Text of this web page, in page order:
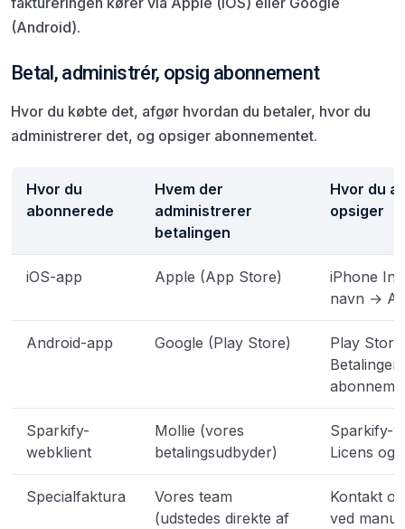
(Android).
Betal, administrér, opsig abonnement
Hvor du købte det, afgør hvordan du betaler, hvor du
administrerer det, og opsiger abonnementet.
Hvor du
abonnerede
Hvem der
administrerer
betalingen
Hvor du
opsiger
iOS-app Apple (App Store)
iPhone
navn →
Android-app Google (Play Store)
Play
Betalinger
Sparkify-
webklient
Mollie (vores
betalingsudbyder)
Sparkify-
Licens og
Specialfaktura
Vores team
(udstedes direkte af
Kontakt
ved